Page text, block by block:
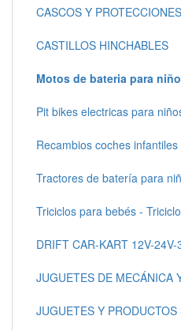
CASCOS Y
CASTILLOS HINCHABLES
Motos de bateria para
Pit bikes electricas para
Recambios coches infantiles
Tractores de batería para
Triciclos para bebés -
DRIFT CAR-KART 12V-24V-
JUGUETES DE MECÁNICA
JUGUETES Y PRODUCTOS